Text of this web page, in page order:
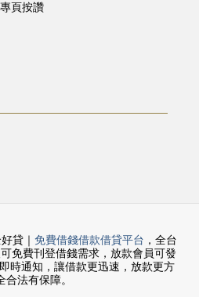
頁按讚
貸｜ 免費借錢借款借貸平台 ，全台
免費刊登借錢需求，放款會員可發
時通知，讓借款更迅速，放款更方
合法有保障。